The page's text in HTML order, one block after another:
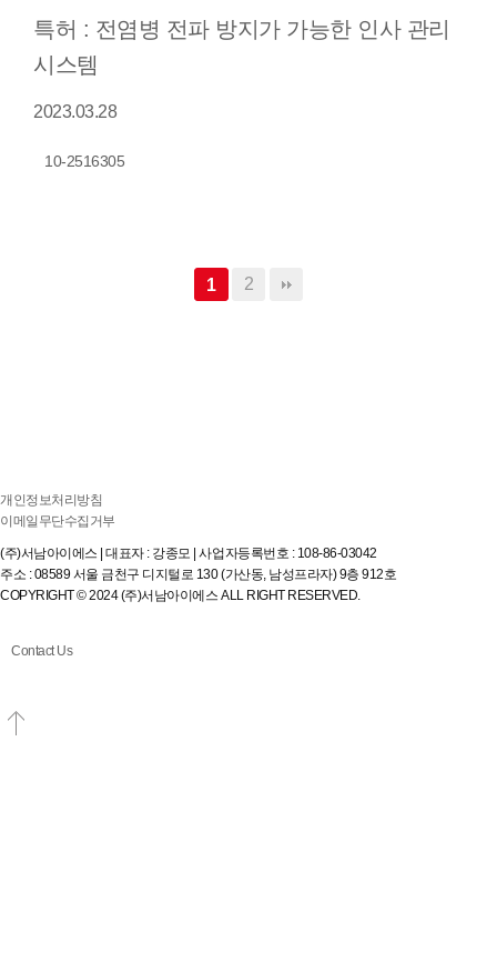
특허 : 전염병 전파 방지가 가능한 인사 관리
시스템
2023.03.28
10-2516305
1 2
개인정보처리방침
이메일무단수집거부
(주)서남아이에스 | 대표자 : 강종모 | 사업자등록번호 : 108-86-03042
주소 : 08589 서울 금천구 디지털로 130 (가산동, 남성프라자) 9층 912호
COPYRIGHT © 2024 (주)서남아이에스 ALL RIGHT RESERVED.
Contact Us